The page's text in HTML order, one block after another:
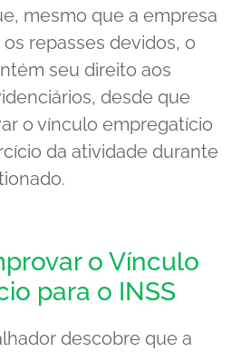
mesmo que a empresa
repasses devidos, o
seu direito aos
desde que
o vínculo empregatício
da atividade durante
o Vínculo
para o INSS
descobre que a